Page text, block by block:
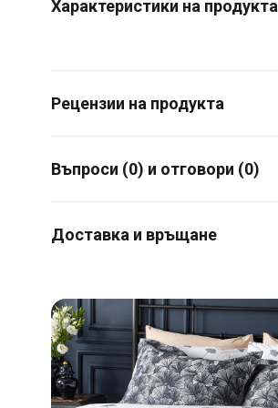
Характеристики на продукта
Въпроси (0) и отговори (0)
Доставка и връщане